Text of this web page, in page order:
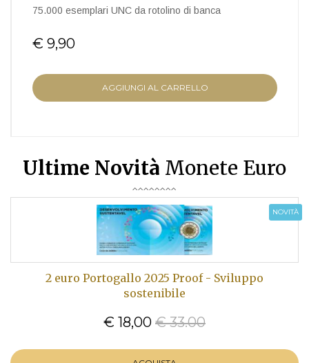
75.000 esemplari UNC da rotolino di banca
€ 9,90
AGGIUNGI AL CARRELLO
Ultime Novità Monete Euro
NOVITÀ
2 euro Portogallo 2025 Proof - Sviluppo
sostenibile
€ 18,00 € 33.00